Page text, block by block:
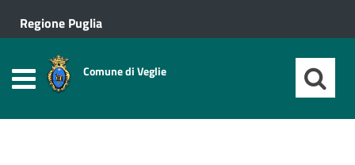
Regione Puglia
Comune di Veglie